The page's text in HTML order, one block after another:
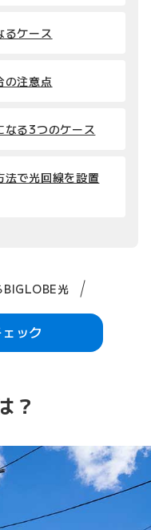
るケース
の注意点
なる3つのケース
で光回線を設置
BIGLOBE光
ック
？